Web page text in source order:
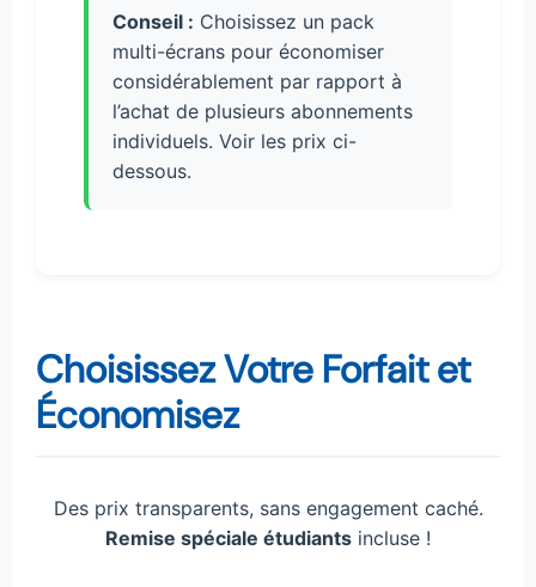
Conseil : Choisissez un pack
multi-écrans pour économiser
considérablement par rapport à
l’achat de plusieurs abonnements
individuels. Voir les prix ci-
dessous.
Choisissez Votre Forfait et
Économisez
Des prix transparents, sans engagement caché.
Remise spéciale étudiants incluse !